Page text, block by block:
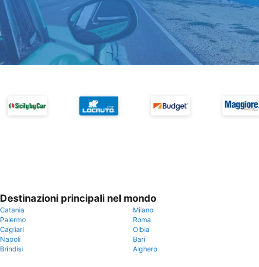
Destinazioni principali nel mondo
Catania
Milano
Palermo
Roma
Cagliari
Olbia
Napoli
Bari
Brindisi
Alghero